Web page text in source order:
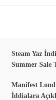
Steam Yaz
Summer Sale
Manifest
İddialara